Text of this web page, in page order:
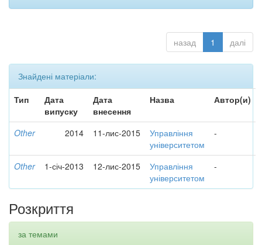
назад 1 далі
Знайдені матеріали:
Тип
Дата
випуску
Дата
внесення
Назва Автор(и)
Other 2014 11-лис-2015
Управління
університетом
-
Other 1-січ-2013 12-лис-2015
Управління
університетом
-
Розкриття
за темами